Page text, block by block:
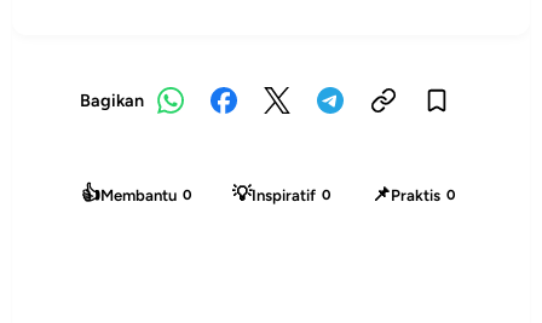
Bagikan
👍Membantu 0 💡Inspiratif 0 📌Praktis 0